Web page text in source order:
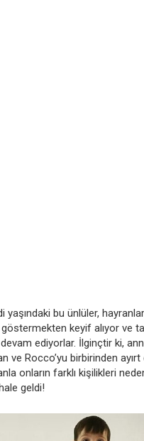
yaşındaki bu ünlüler,
keyif alıyor ve
ediyorlar. İlginçtir ki,
ve Rocco’yu birbirinden
onların farklı kişilikleri
geldi!